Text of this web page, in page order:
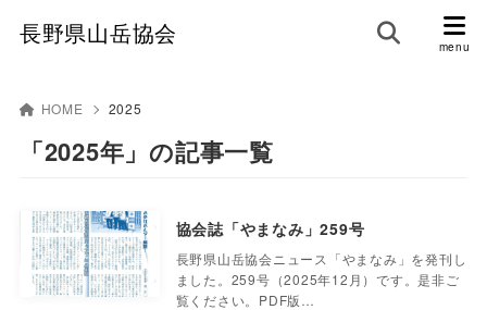
長野県山岳協会
HOME 2025
「2025年」の記事一覧
協会誌「やまなみ」259号
長野県山岳協会ニュース「やまなみ」を発刊し
ました。259号（2025年12月）です。是非ご
覧ください。PDF版…